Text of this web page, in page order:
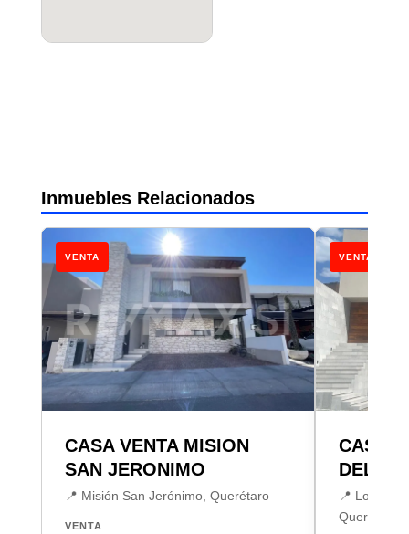
Inmuebles Relacionados
VENTA
CASA VENTA MISION
SAN JERONIMO
📍 Misión San Jerónimo, Querétaro
VENTA
VENTA
CASA
DEL
📍 Lomas
Querétaro